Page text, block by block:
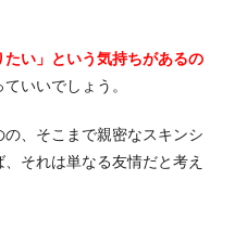
たい」という気持ちがあるの
いいでしょう。
の、そこまで親密なスキンシ
それは単なる友情だと考え